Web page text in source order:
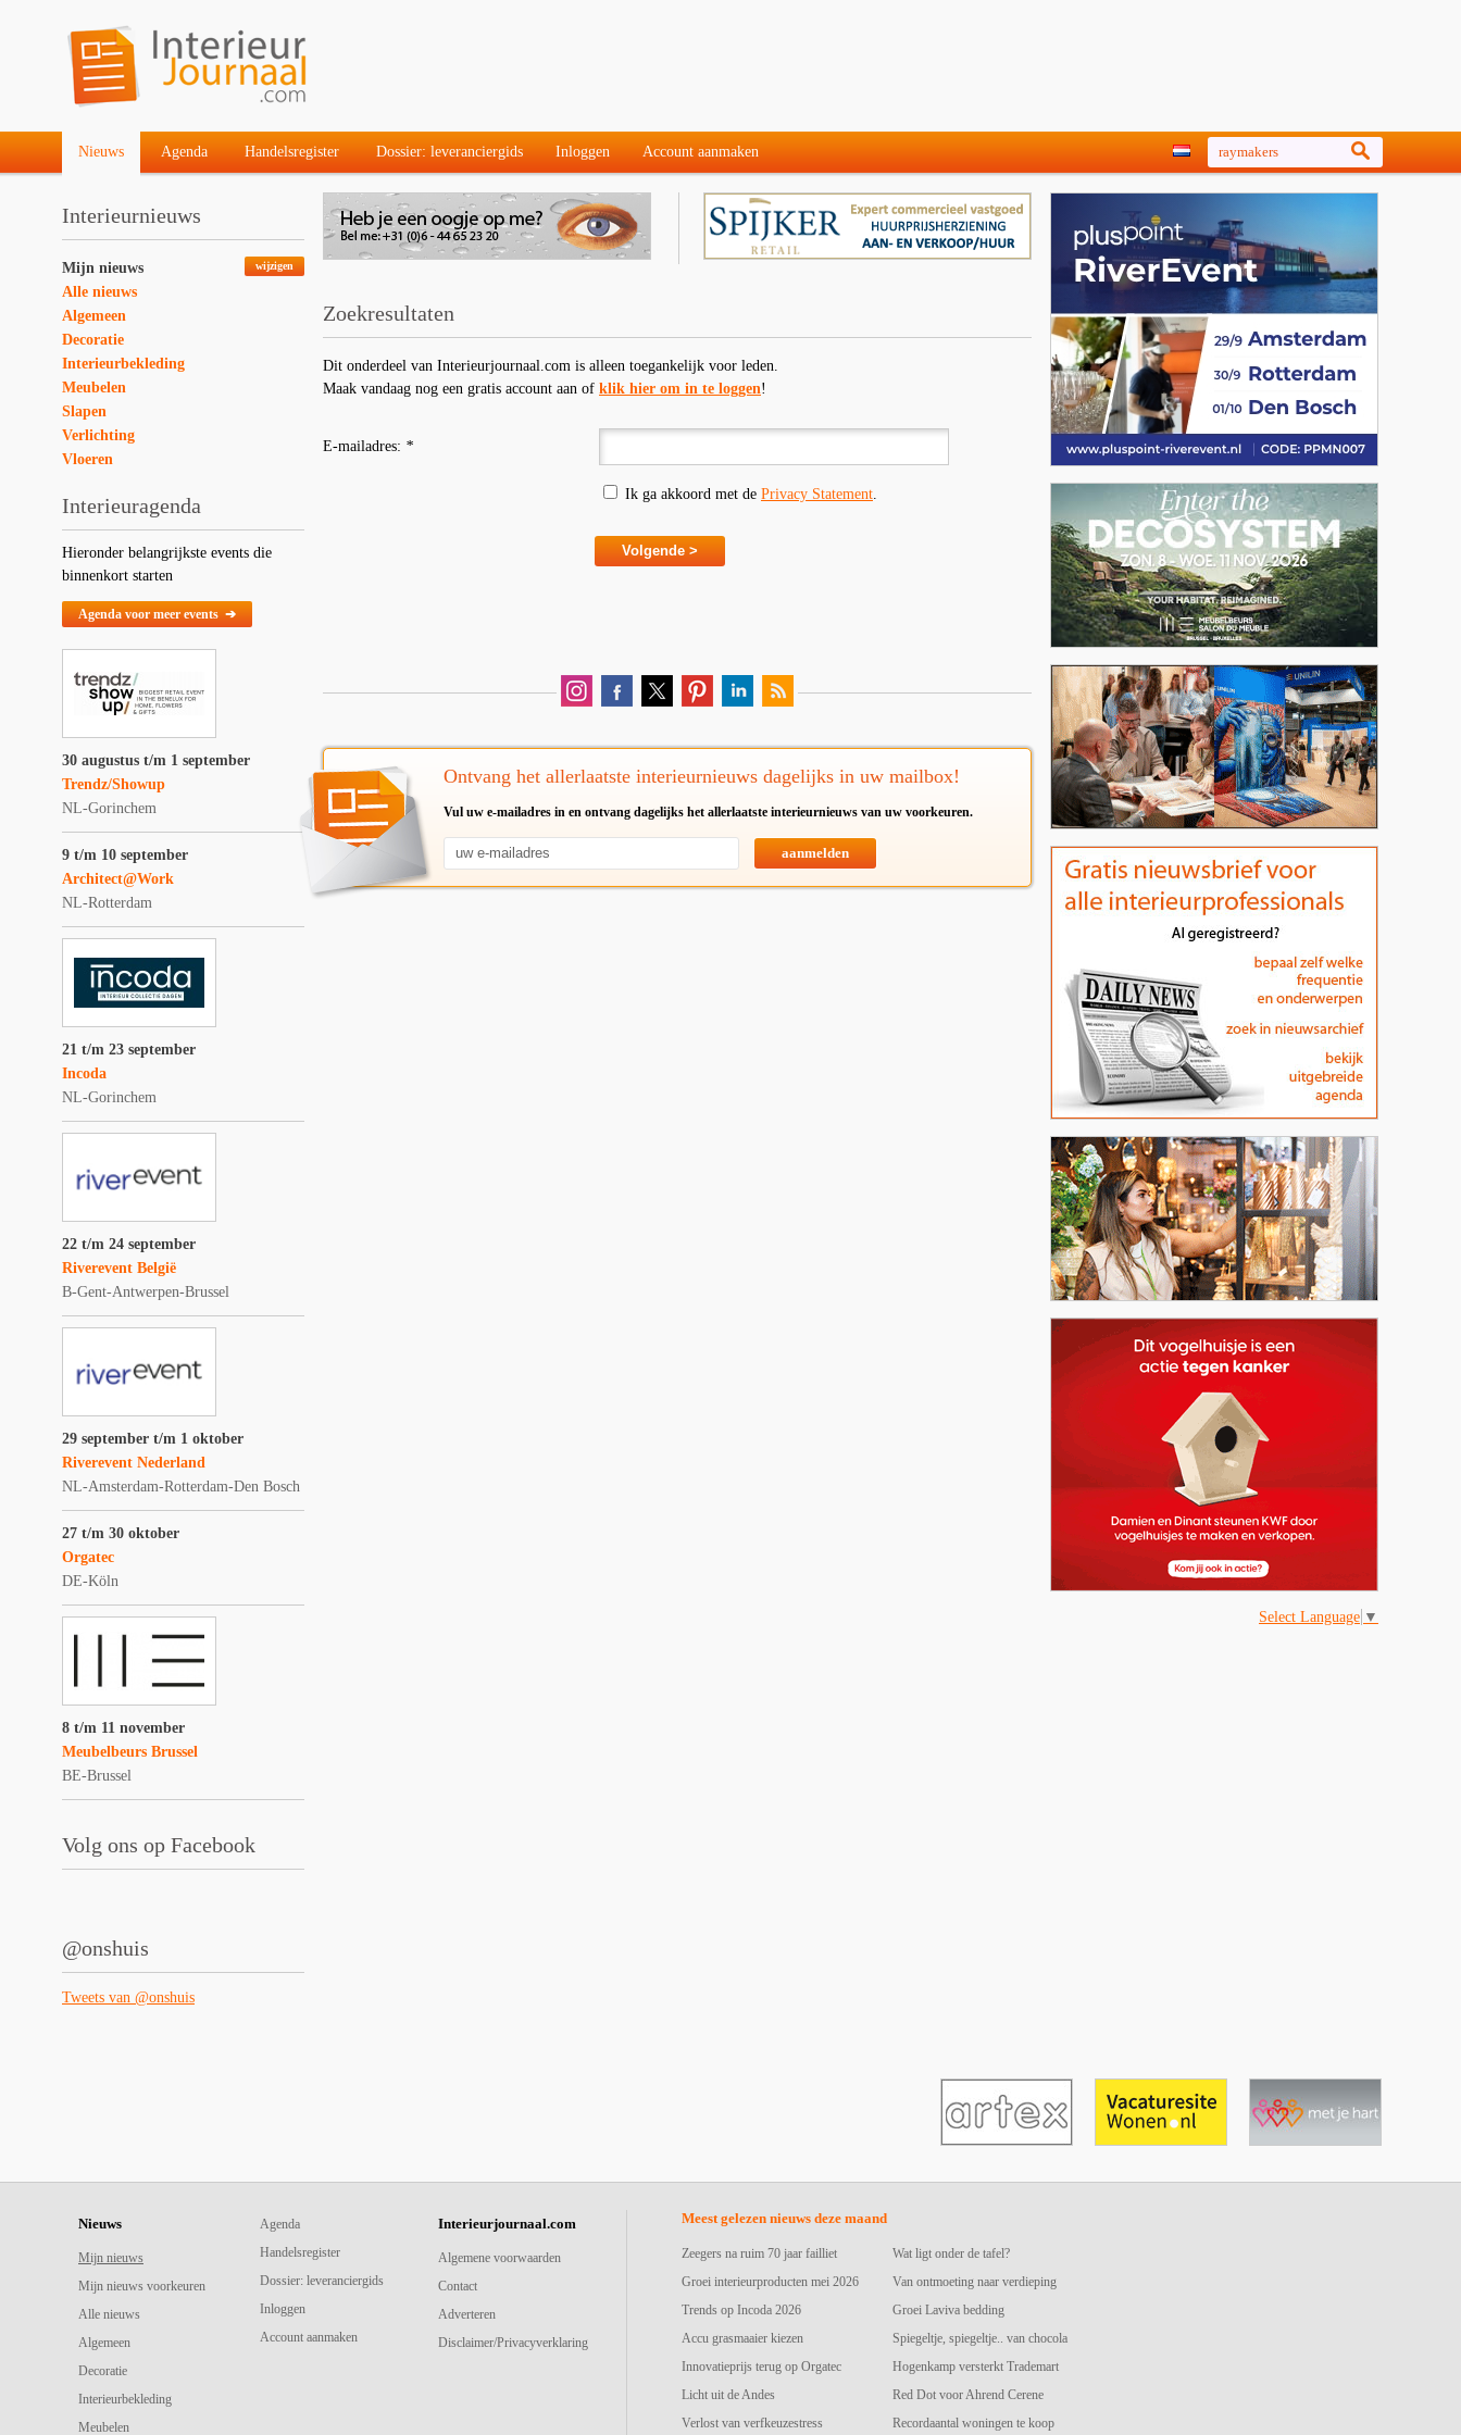
Nieuws Agenda Handelsregister Dossier: leveranciergids Inloggen Account aanmaken
Interieurnieuws
wijzigen
Mijn nieuws
Alle nieuws
Algemeen
Decoratie
Interieurbekleding
Meubelen
Slapen
Verlichting
Vloeren
Interieuragenda
Hieronder belangrijkste events die
binnenkort starten
Agenda voor meer events ➔
30 augustus t/m 1 september
Trendz/Showup
NL-Gorinchem
9 t/m 10 september
Architect@Work
NL-Rotterdam
21 t/m 23 september
Incoda
NL-Gorinchem
22 t/m 24 september
Riverevent België
B-Gent-Antwerpen-Brussel
29 september t/m 1 oktober
Riverevent Nederland
NL-Amsterdam-Rotterdam-Den Bosch
27 t/m 30 oktober
Orgatec
DE-Köln
8 t/m 11 november
Meubelbeurs Brussel
BE-Brussel
Volg ons op Facebook
@onshuis
Tweets van @onshuis
Zoekresultaten
Dit onderdeel van Interieurjournaal.com is alleen toegankelijk voor leden.
Maak vandaag nog een gratis account aan of klik hier om in te loggen!
E-mailadres: *
Ik ga akkoord met de Privacy Statement.
Ontvang het allerlaatste interieurnieuws dagelijks in uw mailbox!
Vul uw e-mailadres in en ontvang dagelijks het allerlaatste interieurnieuws van uw voorkeuren.
aanmelden
Select Language ▼
Nieuws
Mijn nieuws
Mijn nieuws voorkeuren
Alle nieuws
Algemeen
Decoratie
Interieurbekleding
Meubelen
Agenda
Handelsregister
Dossier: leveranciergids
Inloggen
Account aanmaken
Interieurjournaal.com
Algemene voorwaarden
Contact
Adverteren
Disclaimer/Privacyverklaring
Meest gelezen nieuws deze maand
Zeegers na ruim 70 jaar failliet
Groei interieurproducten mei 2026
Trends op Incoda 2026
Accu grasmaaier kiezen
Innovatieprijs terug op Orgatec
Licht uit de Andes
Verlost van verfkeuzestress
Wat ligt onder de tafel?
Van ontmoeting naar verdieping
Groei Laviva bedding
Spiegeltje, spiegeltje.. van chocola
Hogenkamp versterkt Trademart
Red Dot voor Ahrend Cerene
Recordaantal woningen te koop